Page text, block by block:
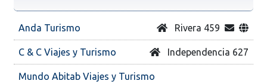
Anda Turismo Rivera 459
C & C Viajes y Turismo Independencia 627
Mundo Abitab Viajes y Turismo